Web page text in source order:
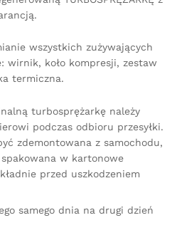
wszystkich zużywających
wirnik, koło kompresji, zestaw
termiczna.
turbosprężarkę należy
podczas odbioru przesyłki.
zdemontowana z samochodu,
w kartonowe
przed uszkodzeniem
samego dnia na drugi dzień